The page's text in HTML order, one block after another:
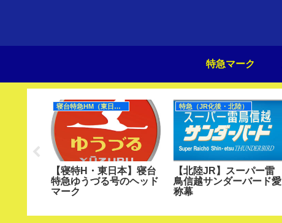
特急マーク
寝台特急HM（東日本）
【寝特H・東日本】寝台
特急ゆうづる号のヘッド
マーク
特急（JR化後・北陸）
【北陸JR】スーパー雷
鳥信越サンダーバード愛
称幕